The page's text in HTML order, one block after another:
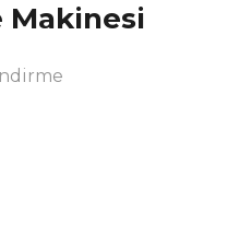
Makinesi